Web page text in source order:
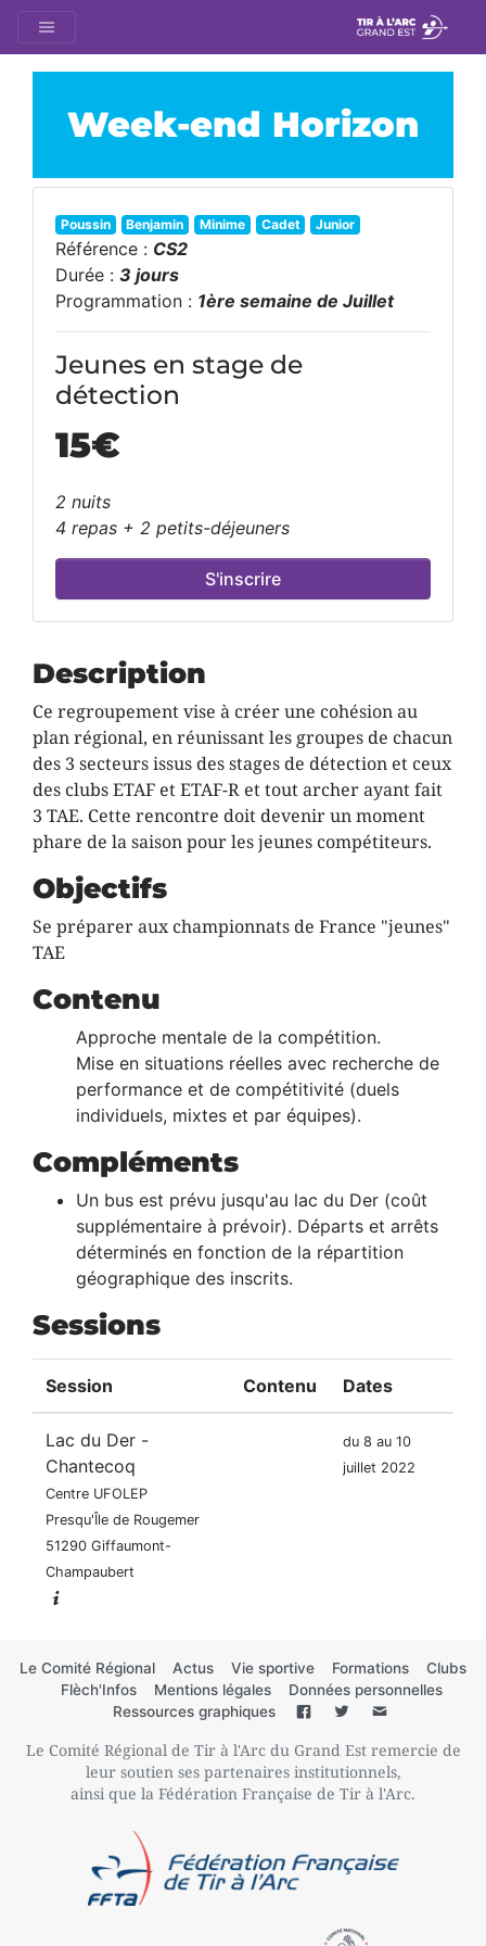
Week-end Horizon
Poussin Benjamin Minime Cadet Junior
Référence : CS2
Durée : 3 jours
Programmation : 1ère semaine de Juillet
Jeunes en stage de
détection
15€
2 nuits
4 repas + 2 petits-déjeuners
S'inscrire
Description
Ce regroupement vise à créer une cohésion au
plan régional, en réunissant les groupes de chacun
des 3 secteurs issus des stages de détection et ceux
des clubs ETAF et ETAF-R et tout archer ayant fait
3 TAE. Cette rencontre doit devenir un moment
phare de la saison pour les jeunes compétiteurs.
Objectifs
Se préparer aux championnats de France "jeunes"
TAE
Contenu
Approche mentale de la compétition.
Mise en situations réelles avec recherche de
performance et de compétitivité (duels
individuels, mixtes et par équipes).
Compléments
Un bus est prévu jusqu'au lac du Der (coût
supplémentaire à prévoir). Départs et arrêts
déterminés en fonction de la répartition
géographique des inscrits.
Sessions
Session Contenu Dates
Lac du Der -
Chantecoq
Centre UFOLEP
Presqu'Île de Rougemer
51290 Giffaumont-
Champaubert
du 8 au 10
juillet 2022
Le Comité Régional Actus Vie sportive Formations
Clubs
Flèch'Infos
Mentions légales
Données personnelles
Ressources graphiques
Le Comité Régional de Tir à l'Arc du Grand Est remercie de
leur soutien ses partenaires institutionnels,
ainsi que la Fédération Française de Tir à l'Arc.